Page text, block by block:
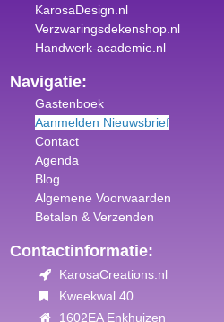
KarosaDesign.nl
Verzwaringsdekenshop.nl
Handwerk-academie.nl
Navigatie:
Gastenboek
Aanmelden Nieuwsbrief
Contact
Agenda
Blog
Algemene Voorwaarden
Betalen & Verzenden
Contactinformatie:
KarosaCreations.nl
Kweekwal 40
1602EA Enkhuizen